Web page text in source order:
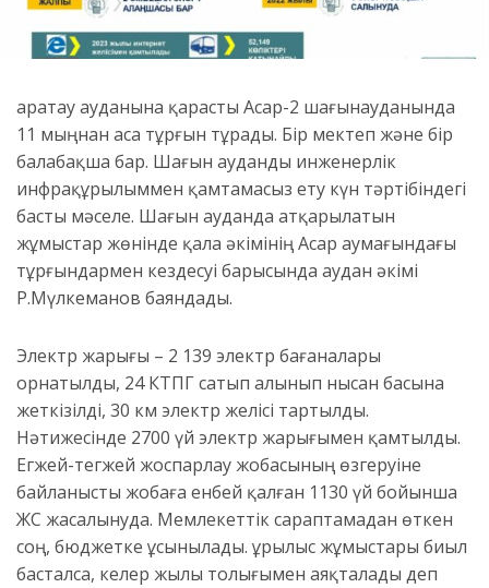
Қаратау ауданына қарасты Асар-2 шағынауданында
11 мыңнан аса тұрғын тұрады. Бір мектеп және бір
балабақша бар. Шағын ауданды инженерлік
инфрақұрылыммен қамтамасыз ету күн тәртібіндегі
басты мәселе. Шағын ауданда атқарылатын
жұмыстар жөнінде қала әкімінің Асар аумағындағы
тұрғындармен кездесуі барысында аудан әкімі
Р.Мүлкеманов баяндады.
Электр жарығы – 2 139 электр бағаналары
орнатылды, 24 КТПГ сатып алынып нысан басына
жеткізілді, 30 км электр желісі тартылды.
Нәтижесінде 2700 үй электр жарығымен қамтылды.
Егжей-тегжей жоспарлау жобасының өзгеруіне
байланысты жобаға енбей қалған 1130 үй бойынша
ЖСҚ жасалынуда. Мемлекеттік сараптамадан өткен
соң, бюджетке ұсынылады. Құрылыс жұмыстары биыл
басталса, келер жылы толығымен аяқталады деп